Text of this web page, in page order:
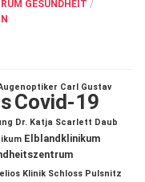
GESUNDHEIT /
Carl Gustav
Covid-19
Dr. Katja Scarlett Daub
Elblandklinikum
Klinik Schloss Pulsnitz